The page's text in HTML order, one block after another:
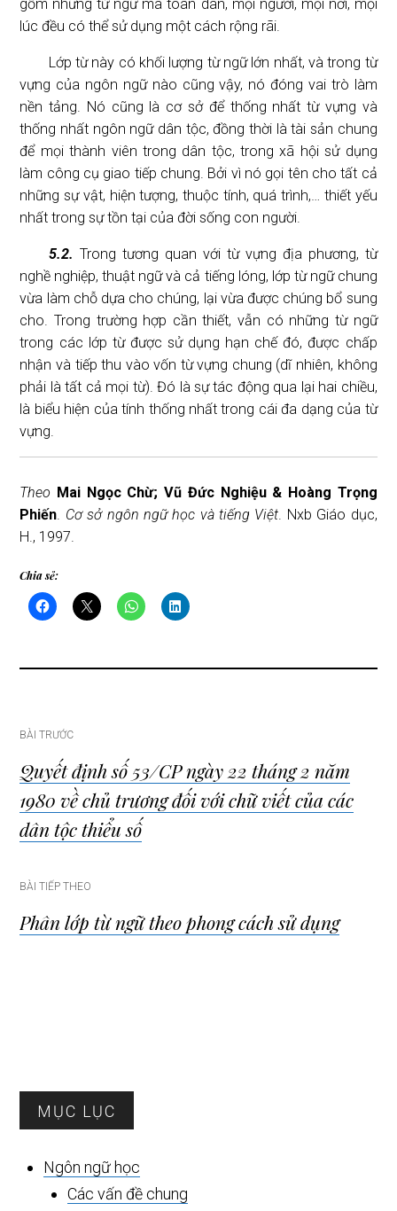
gồm những từ ngữ mà toàn dân, mọi người, mọi nơi, mọi
lúc đều có thể sử dụng một cách rộng rãi.
Lớp từ này có khối lượng từ ngữ lớn nhất, và trong từ
vựng của ngôn ngữ nào cũng vậy, nó đóng vai trò làm
nền tảng. Nó cũng là cơ sở để thống nhất từ vựng và
thống nhất ngôn ngữ dân tộc, đồng thời là tài sản chung
để mọi thành viên trong dân tộc, trong xã hội sử dụng
làm công cụ giao tiếp chung. Bởi vì nó gọi tên cho tất cả
những sự vật, hiện tượng, thuộc tính, quá trình,… thiết yếu
nhất trong sự tồn tại của đời sống con người.
5.2. Trong tương quan với từ vựng địa phương, từ
nghề nghiệp, thuật ngữ và cả tiếng lóng, lớp từ ngữ chung
vừa làm chỗ dựa cho chúng, lại vừa được chúng bổ sung
cho. Trong trường hợp cần thiết, vẫn có những từ ngữ
trong các lớp từ được sử dụng hạn chế đó, được chấp
nhận và tiếp thu vào vốn từ vựng chung (dĩ nhiên, không
phải là tất cả mọi từ). Đó là sự tác động qua lại hai chiều,
là biểu hiện của tính thống nhất trong cái đa dạng của từ
vựng.
Theo Mai Ngọc Chừ; Vũ Đức Nghiệu & Hoàng Trọng
Phiến. Cơ sở ngôn ngữ học và tiếng Việt. Nxb Giáo dục,
H., 1997.
Chia sẻ:
Điều
hướng
bài
viết
BÀI TRƯỚC
Quyết định số 53/CP ngày 22 tháng 2 năm
1980 về chủ trương đối với chữ viết của các
dân tộc thiểu số
BÀI TIẾP THEO
Phân lớp từ ngữ theo phong cách sử dụng
Sidebar
chính
MỤC LỤC
Ngôn ngữ học
Các vấn đề chung